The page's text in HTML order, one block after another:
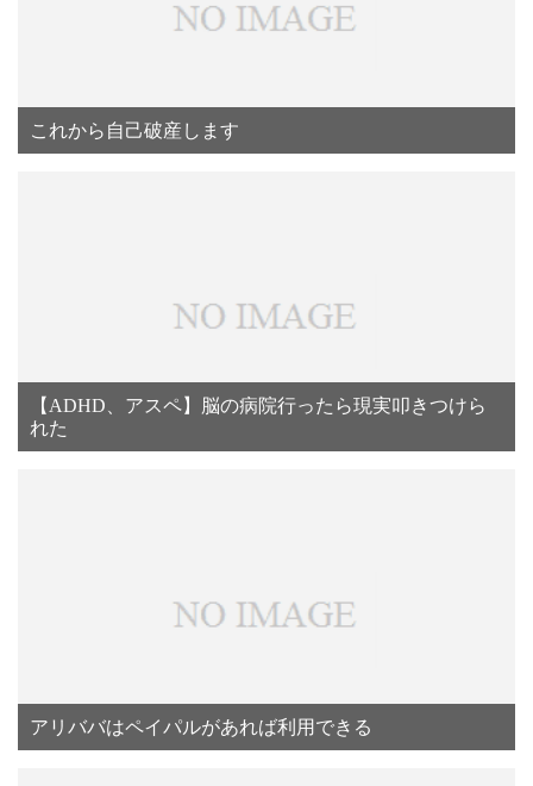
これから自己破産します
【ADHD、アスペ】脳の病院行ったら現実叩きつけら
れた
アリババはペイパルがあれば利用できる